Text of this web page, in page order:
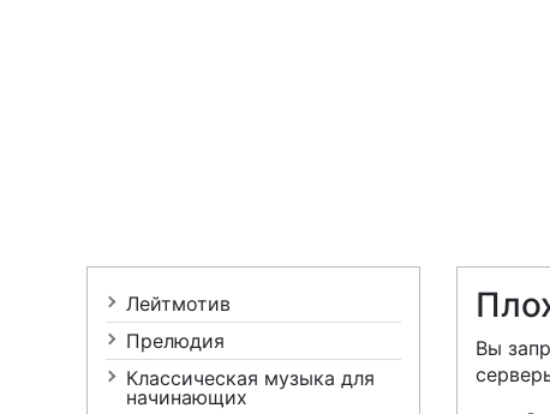
Лейтмотив
Прелюдия
Классическая музыка для
начинающих
Вы